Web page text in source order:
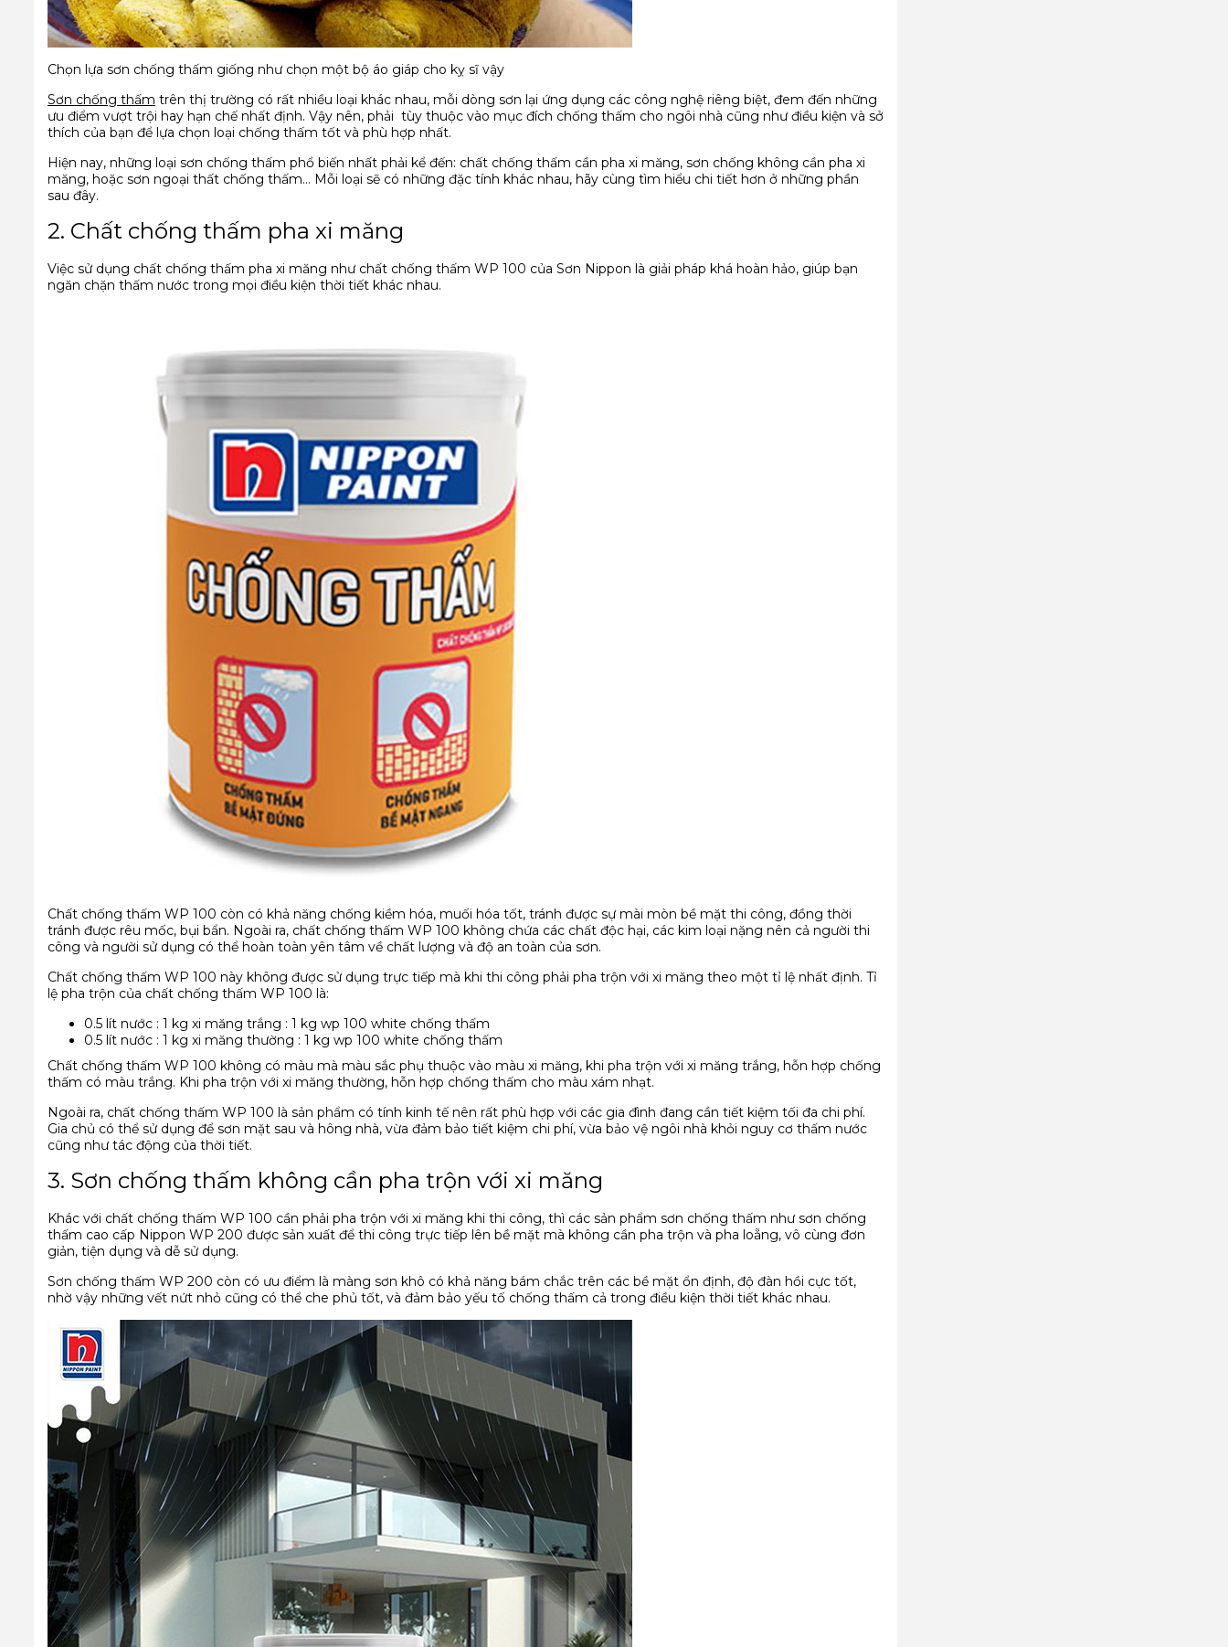
Chọn lựa sơn chống thấm giống như chọn một bộ áo giáp cho kỵ sĩ vậy
Sơn chống thấm trên thị trường có rất nhiều loại khác nhau, mỗi dòng sơn lại ứng dụng các công nghệ riêng biệt, đem đến những
ưu điểm vượt trội hay hạn chế nhất định. Vậy nên, phải tùy thuộc vào mục đích chống thấm cho ngôi nhà cũng như điều kiện và sở
thích của bạn để lựa chọn loại chống thấm tốt và phù hợp nhất.
Hiện nay, những loại sơn chống thấm phổ biến nhất phải kể đến: chất chống thấm cần pha xi măng, sơn chống không cần pha xi
măng, hoặc sơn ngoại thất chống thấm… Mỗi loại sẽ có những đặc tính khác nhau, hãy cùng tìm hiểu chi tiết hơn ở những phần
sau đây.
2. Chất chống thấm pha xi măng
Việc sử dụng chất chống thấm pha xi măng như chất chống thấm WP 100 của Sơn Nippon là giải pháp khá hoàn hảo, giúp bạn
ngăn chặn thấm nước trong mọi điều kiện thời tiết khác nhau.
Chất chống thấm WP 100 còn có khả năng chống kiềm hóa, muối hóa tốt, tránh được sự mài mòn bề mặt thi công, đồng thời
tránh được rêu mốc, bụi bẩn. Ngoài ra, chất chống thấm WP 100 không chứa các chất độc hại, các kim loại nặng nên cả người thi
công và người sử dụng có thể hoàn toàn yên tâm về chất lượng và độ an toàn của sơn.
Chất chống thấm WP 100 này không được sử dụng trực tiếp mà khi thi công phải pha trộn với xi măng theo một tỉ lệ nhất định. Tỉ
lệ pha trộn của chất chống thấm WP 100 là:
0.5 lít nước : 1 kg xi măng trắng : 1 kg wp 100 white chống thấm
0.5 lít nước : 1 kg xi măng thường : 1 kg wp 100 white chống thấm
Chất chống thấm WP 100 không có màu mà màu sắc phụ thuộc vào màu xi măng, khi pha trộn với xi măng trắng, hỗn hợp chống
thấm có màu trắng. Khi pha trộn với xi măng thường, hỗn hợp chống thấm cho màu xám nhạt.
Ngoài ra, chất chống thấm WP 100 là sản phẩm có tính kinh tế nên rất phù hợp với các gia đình đang cần tiết kiệm tối đa chi phí.
Gia chủ có thể sử dụng để sơn mặt sau và hông nhà, vừa đảm bảo tiết kiệm chi phí, vừa bảo vệ ngôi nhà khỏi nguy cơ thấm nước
cũng như tác động của thời tiết.
3. Sơn chống thấm không cần pha trộn với xi măng
Khác với chất chống thấm WP 100 cần phải pha trộn với xi măng khi thi công, thì các sản phẩm sơn chống thấm như sơn chống
thấm cao cấp Nippon WP 200 được sản xuất để thi công trực tiếp lên bề mặt mà không cần pha trộn và pha loẵng, vô cùng đơn
giản, tiện dụng và dễ sử dụng.
Sơn chống thấm WP 200 còn có ưu điểm là màng sơn khô có khả năng bám chắc trên các bề mặt ổn định, độ đàn hồi cực tốt,
nhờ vậy những vết nứt nhỏ cũng có thể che phủ tốt, và đảm bảo yếu tố chống thấm cả trong điều kiện thời tiết khác nhau.